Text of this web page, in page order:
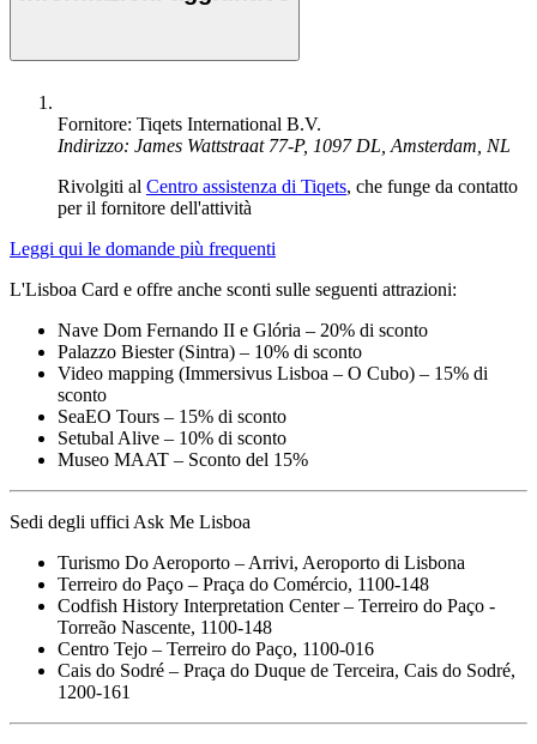
Fornitore: Tiqets International B.V.
Indirizzo: James Wattstraat 77-P, 1097 DL, Amsterdam, NL
Rivolgiti al Centro assistenza di Tiqets, che funge da contatto
per il fornitore dell'attività
Leggi qui le domande più frequenti
L'Lisboa Card e offre anche sconti sulle seguenti attrazioni:
Nave Dom Fernando II e Glória – 20% di sconto
Palazzo Biester (Sintra) – 10% di sconto
Video mapping (Immersivus Lisboa – O Cubo) – 15% di
sconto
SeaEO Tours – 15% di sconto
Setubal Alive – 10% di sconto
Museo MAAT – Sconto del 15%
Sedi degli uffici Ask Me Lisboa
Turismo Do Aeroporto – Arrivi, Aeroporto di Lisbona
Terreiro do Paço – Praça do Comércio, 1100-148
Codfish History Interpretation Center – Terreiro do Paço -
Torreão Nascente, 1100-148
Centro Tejo – Terreiro do Paço, 1100-016
Cais do Sodré – Praça do Duque de Terceira, Cais do Sodré,
1200-161